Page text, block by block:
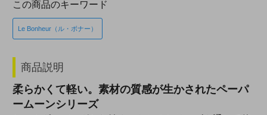
この商品のキーワード
Le Bonheur（ル・ボナー）
商品説明
柔らかくて軽い。素材の質感が生かされたペーパ
ームーンシリーズ